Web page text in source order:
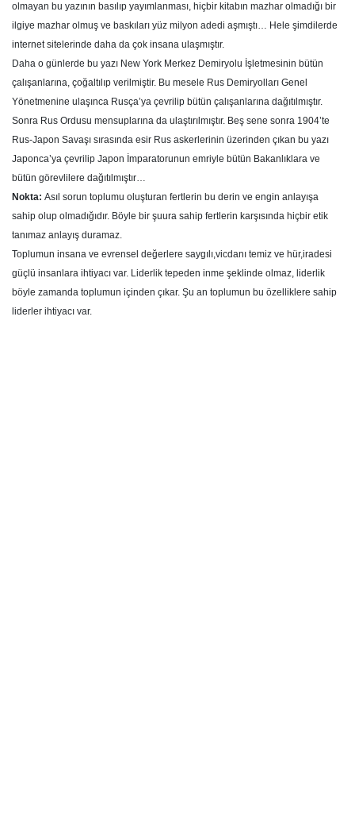
olmayan bu yazının basılıp yayımlanması, hiçbir kitabın mazhar olmadığı bir
ilgiye mazhar olmuş ve baskıları yüz milyon adedi aşmıştı… Hele şimdilerde
internet sitelerinde daha da çok insana ulaşmıştır.
Daha o günlerde bu yazı New York Merkez Demiryolu İşletmesinin bütün
çalışanlarına, çoğaltılıp verilmiştir. Bu mesele Rus Demiryolları Genel
Yönetmenine ulaşınca Rusça’ya çevrilip bütün çalışanlarına dağıtılmıştır.
Sonra Rus Ordusu mensuplarına da ulaştırılmıştır. Beş sene sonra 1904’te
Rus-Japon Savaşı sırasında esir Rus askerlerinin üzerinden çıkan bu yazı
Japonca’ya çevrilip Japon İmparatorunun emriyle bütün Bakanlıklara ve
bütün görevlilere dağıtılmıştır…
Nokta: Asıl sorun toplumu oluşturan fertlerin bu derin ve engin anlayışa
sahip olup olmadığıdır. Böyle bir şuura sahip fertlerin karşısında hiçbir etik
tanımaz anlayış duramaz.
Toplumun insana ve evrensel değerlere saygılı,vicdanı temiz ve hür,iradesi
güçlü insanlara ihtiyacı var. Liderlik tepeden inme şeklinde olmaz, liderlik
böyle zamanda toplumun içinden çıkar. Şu an toplumun bu özelliklere sahip
liderler ihtiyacı var.